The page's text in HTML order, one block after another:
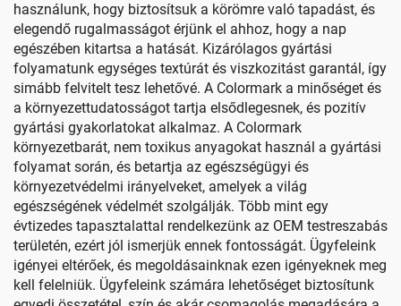
használunk, hogy biztosítsuk a körömre való tapadást, és
elegendő rugalmasságot érjünk el ahhoz, hogy a nap
egészében kitartsa a hatását. Kizárólagos gyártási
folyamatunk egységes textúrát és viszkozitást garantál, így
simább felvitelt tesz lehetővé. A Colormark a minőséget és
a környezettudatosságot tartja elsődlegesnek, és pozitív
gyártási gyakorlatokat alkalmaz. A Colormark
környezetbarát, nem toxikus anyagokat használ a gyártási
folyamat során, és betartja az egészségügyi és
környezetvédelmi irányelveket, amelyek a világ
egészségének védelmét szolgálják. Több mint egy
évtizedes tapasztalattal rendelkezünk az OEM testreszabás
területén, ezért jól ismerjük ennek fontosságát. Ügyfeleink
igényei eltérőek, és megoldásainknak ezen igényeknek meg
kell felelniük. Ügyfeleink számára lehetőséget biztosítunk